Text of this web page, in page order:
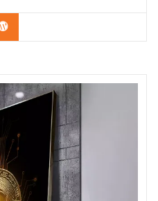
Confira os modelos